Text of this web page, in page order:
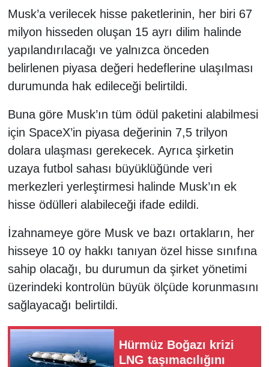
Musk’a verilecek hisse paketlerinin, her biri 67
milyon hisseden oluşan 15 ayrı dilim halinde
yapılandırılacağı ve yalnızca önceden
belirlenen piyasa değeri hedeflerine ulaşılması
durumunda hak edileceği belirtildi.
Buna göre Musk’ın tüm ödül paketini alabilmesi
için SpaceX’in piyasa değerinin 7,5 trilyon
dolara ulaşması gerekecek. Ayrıca şirketin
uzaya futbol sahası büyüklüğünde veri
merkezleri yerleştirmesi halinde Musk’ın ek
hisse ödülleri alabileceği ifade edildi.
İzahnameye göre Musk ve bazı ortakların, her
hisseye 10 oy hakkı tanıyan özel hisse sınıfına
sahip olacağı, bu durumun da şirket yönetimi
üzerindeki kontrolün büyük ölçüde korunmasını
sağlayacağı belirtildi.
Hürmüz Boğazı krizi
LNG taşımacılığını